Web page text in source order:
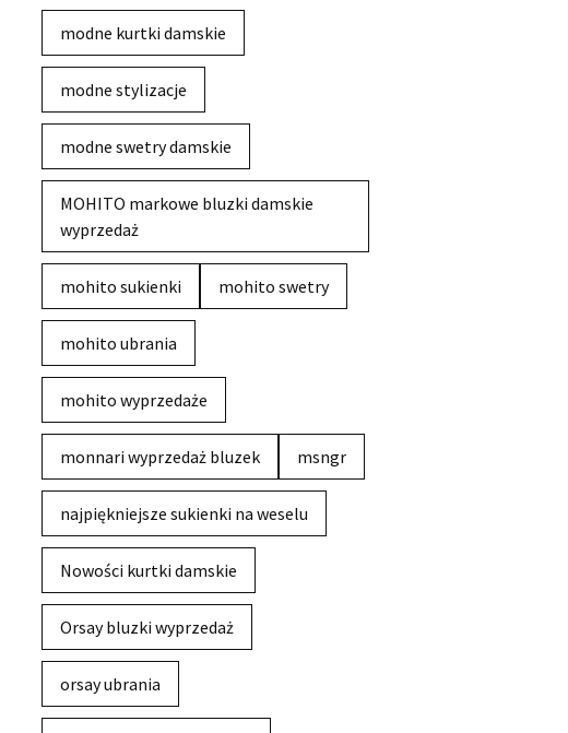
modne kurtki damskie
modne stylizacje
modne swetry damskie
MOHITO markowe bluzki damskie
wyprzedaż
mohito sukienki mohito swetry
mohito ubrania
mohito wyprzedaże
monnari wyprzedaż bluzek msngr
najpiękniejsze sukienki na weselu
Nowości kurtki damskie
Orsay bluzki wyprzedaż
orsay ubrania